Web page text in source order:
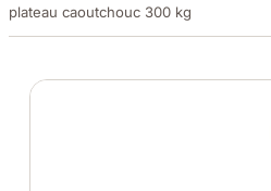
plateau caoutchouc 300 kg